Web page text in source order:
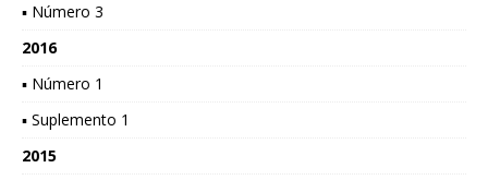
▪ Número 3
2016
▪ Número 1
▪ Suplemento 1
2015